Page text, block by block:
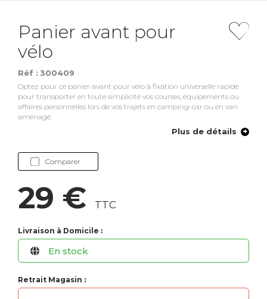
Panier avant pour
vélo
Réf : 300409
Optez pour ce panier avant pour vélo à fixation universelle rapide
pour transporter en toute simplicité vos courses, équipements ou
affaires personnelles lors de vos trajets en camping-car ou en van
aménagé.
Plus de détails
Comparer
29 € TTC
Livraison à Domicile :
En stock
Retrait Magasin :